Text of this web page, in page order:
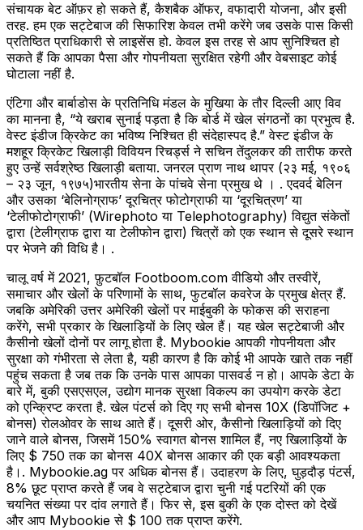
संचायक बेट ऑफ़र हो सकते हैं, कैशबैक ऑफर, वफादारी योजना, और इसी
तरह. हम एक सट्टेबाज की सिफारिश केवल तभी करेंगे जब उसके पास किसी
प्रतिष्ठित प्राधिकारी से लाइसेंस हो. केवल इस तरह से आप सुनिश्चित हो
सकते हैं कि आपका पैसा और गोपनीयता सुरक्षित रहेगी और वेबसाइट कोई
घोटाला नहीं है.
एंटिगा और बार्बाडोस के प्रतिनिधि मंडल के मुखिया के तौर दिल्ली आए विव
का मानना है, “ये खराब सुनाई पड़ता है कि बोर्ड में खेल संगठनों का प्रभुत्व है.
वेस्ट इंडीज क्रिकेट का भविष्य निश्चित ही संदेहास्पद है.” वेस्ट इंडीज के
मशहूर क्रिकेट खिलाड़ी विवियन रिचर्ड्स ने सचिन तेंदुलकर की तारीफ करते
हुए उन्हें सर्वश्रेष्ठ खिलाड़ी बताया. जनरल प्राण नाथ थापर (२३ मई, १९०६
– २३ जून, १९७५)भारतीय सेना के पांचवे सेना प्रमुख थे । . एदवर्द बेलिन
और उसका ‘बेलिनोग्राफ’ दूरचित्र फोटोग्राफी या ‘दूरचित्रण’ या
‘टेलीफोटोग्राफी’ (Wirephoto या Telephotography) विद्युत संकेतों
द्वारा (टेलीग्राफ द्वारा या टेलीफोन द्वारा) चित्रों को एक स्थान से दूसरे स्थान
पर भेजने की विधि है। .
चालू वर्ष में 2021, फ़ुटबॉल Footboom.com वीडियो और तस्वीरें,
समाचार और खेलों के परिणामों के साथ, फुटबॉल कवरेज के प्रमुख क्षेत्र हैं.
जबकि अमेरिकी उत्तर अमेरिकी खेलों पर माईबुकी के फोकस की सराहना
करेंगे, सभी प्रकार के खिलाड़ियों के लिए खेल हैं। यह खेल सट्टेबाजी और
कैसीनो खेलों दोनों पर लागू होता है. Mybookie आपकी गोपनीयता और
सुरक्षा को गंभीरता से लेता है, यही कारण है कि कोई भी आपके खाते तक नहीं
पहुंच सकता है जब तक कि उनके पास आपका पासवर्ड न हो। आपके डेटा के
बारे में, बुकी एसएसएल, उद्योग मानक सुरक्षा विकल्प का उपयोग करके डेटा
को एन्क्रिप्ट करता है. खेल पंटर्स को दिए गए सभी बोनस 10X (डिपॉजिट +
बोनस) रोलओवर के साथ आते हैं। दूसरी ओर, कैसीनो खिलाड़ियों को दिए
जाने वाले बोनस, जिसमें 150% स्वागत बोनस शामिल हैं, नए खिलाड़ियों के
लिए $ 750 तक का बोनस 40X बोनस आकार की एक बड़ी आवश्यकता
है।. Mybookie.ag पर अधिक बोनस हैं। उदाहरण के लिए, घुड़दौड़ पंटर्स,
8% छूट प्राप्त करते हैं जब वे सट्टेबाज द्वारा चुनी गई पटरियों की एक
चयनित संख्या पर दांव लगाते हैं। फिर से, इस बुकी के एक दोस्त को देखें
और आप Mybookie से $ 100 तक प्राप्त करेंगे.